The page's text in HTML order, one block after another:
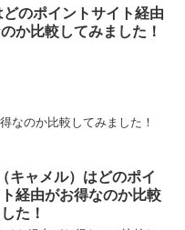
のポイントサイト経由
か比較してみました！
なのか比較してみました！
キャメル）はどのポイ
経由がお得なのか比較
た！